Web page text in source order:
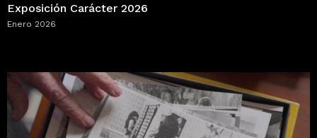
Exposición Carácter 2026
Enero 2026